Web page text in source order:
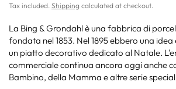
Tax included. Shipping calculated at checkout.
La Bing & Grondahl è una fabbrica di
fondata nel 1853. Nel 1895 ebbero una
un piatto decorativo dedicato al Natale.
commerciale continua ancora oggi anche
Bambino, della Mamma e altre serie